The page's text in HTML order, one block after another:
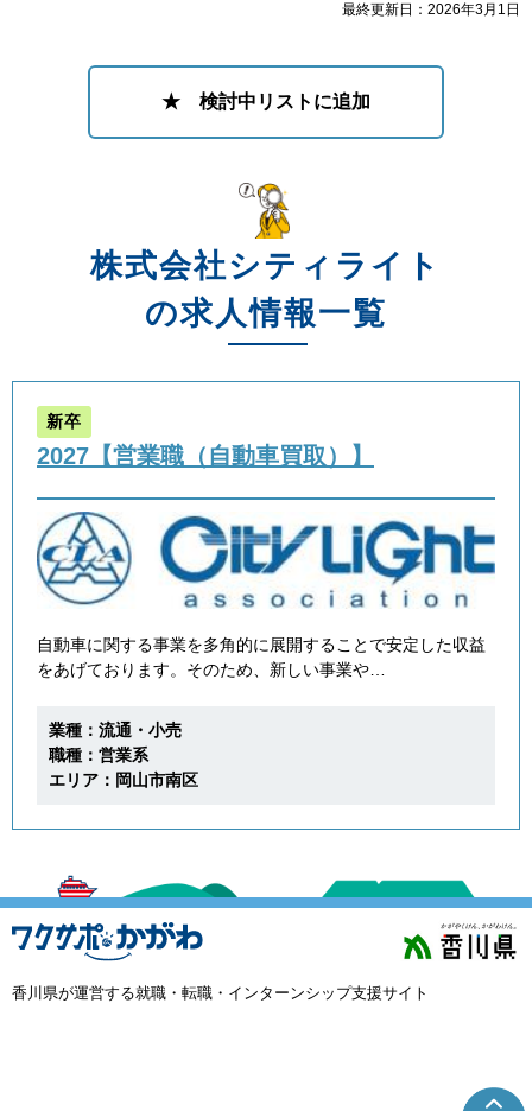
最終更新日：2026年3月1日
★ 検討中リストに追加
株式会社シティライト
の求人情報一覧
新卒
2027【営業職（自動車買取）】
自動車に関する事業を多角的に展開することで安定した収益
をあげております。そのため、新しい事業や…
業種：流通・小売
職種：営業系
エリア：岡山市南区
香川県が運営する就職・転職・インターンシップ支援サイト